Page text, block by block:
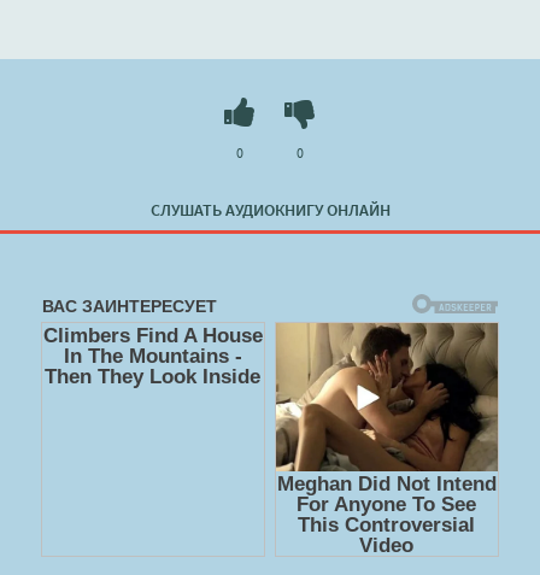
СЛУШАТЬ АУДИОКНИГУ ОНЛАЙН
0 0